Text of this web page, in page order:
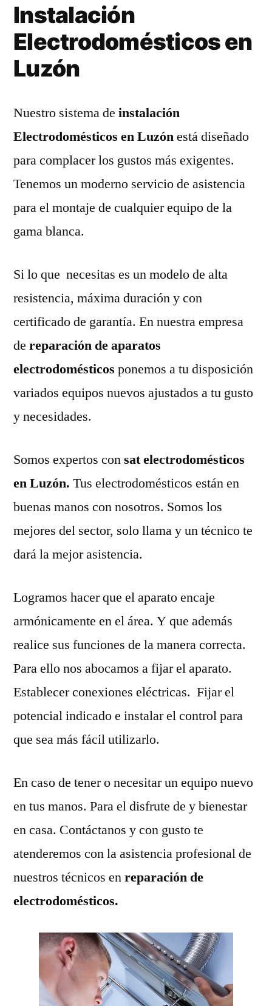
Instalación
Electrodomésticos en
Luzón
Nuestro sistema de instalación
Electrodomésticos en Luzónestá diseñado
para complacer los gustos más exigentes.
Tenemos un moderno servicio de asistencia
para el montaje de cualquier equipo de la
gama blanca.
Si lo que necesitas es un modelo de alta
resistencia, máxima duración y con
certificado de garantía. En nuestra empresa
de reparación de aparatos
electrodomésticos ponemos a tu disposición
variados equipos nuevos ajustados a tu gusto
y necesidades.
Somos expertos consat electrodomésticos
en Luzón. Tus electrodomésticos están en
buenas manos con nosotros. Somos los
mejores del sector, solo llama y un técnico te
dará la mejor asistencia.
Logramos hacer que el aparato encaje
armónicamente en el área. Y que además
realice sus funciones de la manera correcta.
Para ello nos abocamos a fijar el aparato.
Establecer conexiones eléctricas. Fijar el
potencial indicado e instalar el control para
que sea más fácil utilizarlo.
En caso de tener o necesitar un equipo nuevo
en tus manos. Para el disfrute de y bienestar
en casa. Contáctanos y con gusto te
atenderemos con la asistencia profesional de
nuestros técnicos enreparación de
electrodomésticos.